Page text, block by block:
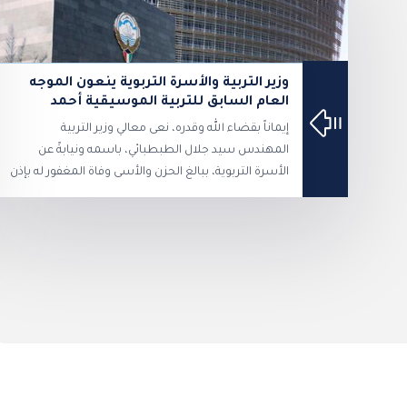
وزير التربية والأسرة التربوية ينعون الموجه
العام السابق للتربية الموسيقية أحمد
عبدالعزيز محمد القطامي
إيماناً بقضاء الله وقدره، نعى معالي وزير التربية
المهندس سيد جلال الطبطبائي، باسمه ونيابةً عن
الأسرة التربوية، ببالغ الحزن والأسى وفاة المغفور له بإذن
الله تعالى الأستاذ أحمد عبدالعزيز محمد القطامي،